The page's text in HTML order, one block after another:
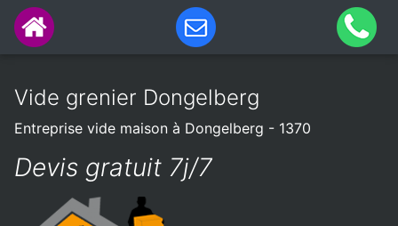
Vide grenier Dongelberg
Entreprise vide maison à Dongelberg - 1370
Devis gratuit 7j/7